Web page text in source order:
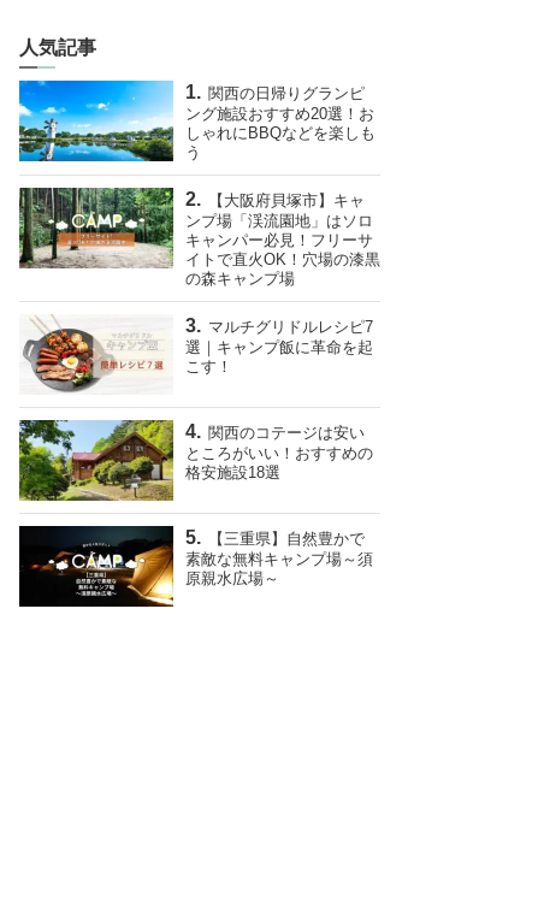
人気記事
関西の日帰りグランピ
ング施設おすすめ20選！お
しゃれにBBQなどを楽しも
う
【大阪府貝塚市】キャ
ンプ場「渓流園地」はソロ
キャンパー必見！フリーサ
イトで直火OK！穴場の漆黒
の森キャンプ場
マルチグリドルレシピ7
選｜キャンプ飯に革命を起
こす！
関西のコテージは安い
ところがいい！おすすめの
格安施設18選
【三重県】自然豊かで
素敵な無料キャンプ場～須
原親水広場～